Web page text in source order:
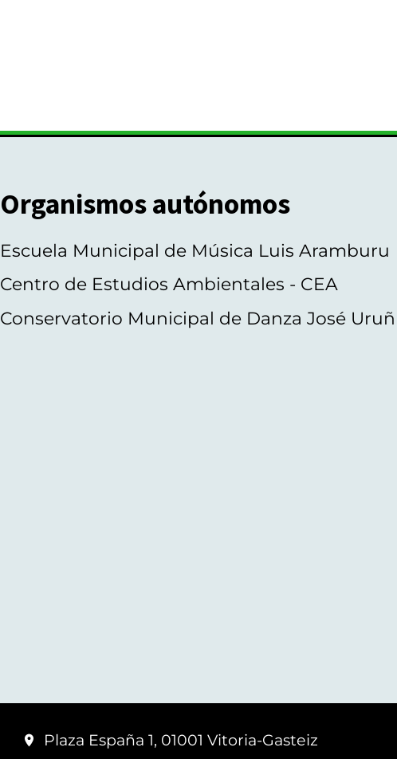
Organismos autónomos
Escuela Municipal de Música Luis Aramburu
Centro de Estudios Ambientales - CEA
Conservatorio Municipal de Danza José
Plaza España 1, 01001 Vitoria-Gasteiz